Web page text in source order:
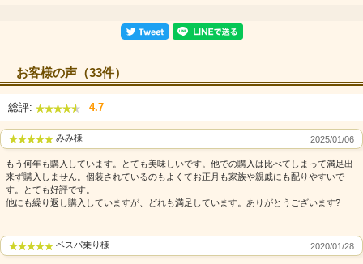
お客様の声（33件）
総評: 4.7
みみ様 2025/01/06
もう何年も購入しています。とても美味しいです。他での購入は比べてしまって満足出
来ず購入しません。個装されているのもよくてお正月も家族や親戚にも配りやすいで
す。とても好評です。
他にも繰り返し購入していますが、どれも満足しています。ありがとうございます?
ベスパ乗り様 2020/01/28